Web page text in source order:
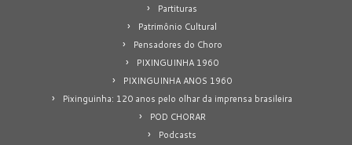
Partituras
Patrimônio Cultural
Pensadores do Choro
PIXINGUINHA 1960
PIXINGUINHA ANOS 1960
Pixinguinha: 120 anos pelo olhar da imprensa brasileira
POD CHORAR
Podcasts